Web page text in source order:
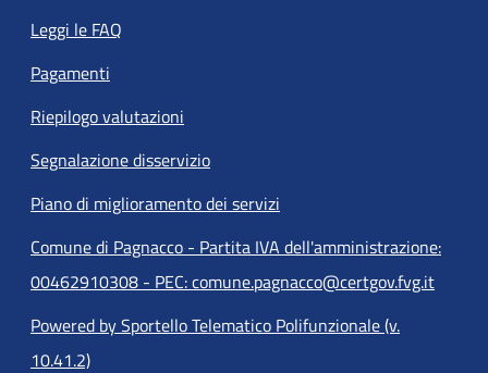
Leggi le FAQ
Pagamenti
Riepilogo valutazioni
Segnalazione disservizio
Piano di miglioramento dei servizi
Comune di Pagnacco - Partita IVA dell'amministrazione:
00462910308 - PEC: comune.pagnacco@certgov.fvg.it
Powered by Sportello Telematico Polifunzionale (v.
10.41.2)